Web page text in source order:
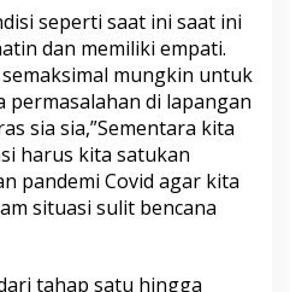
seperti saat ini saat ini
dan memiliki empati.
mungkin untuk
permasalahan di lapangan
sia sia,”Sementara kita
harus kita satukan
pandemi Covid agar kita
situasi sulit bencana
tahap satu hingga